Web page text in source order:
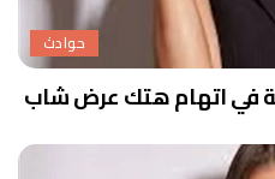
حوادث
في اتهام هتك عرض شاب